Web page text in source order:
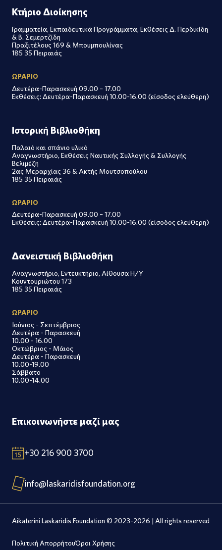
Κτήριο Διοίκησης
Γραμματεία, Εκπαιδευτικά Προγράμματα, Εκθέσεις Δ. Περδικίδη
& Β. Σεμερτζίδη
Πραξιτέλους 169 & Μπουμπουλίνας
185 35 Πειραιάς
ΩΡΑΡΙΟ
Δευτέρα-Παρασκευή 09.00 – 17.00
Εκθέσεις: Δευτέρα-Παρασκευή 10.00-16.00 (είσοδος ελεύθερη)
Ιστορική Βιβλιοθήκη
Παλαιό και σπάνιο υλικό
Αναγνωστήριο, Εκθέσεις Ναυτικής Συλλογής & Συλλογής
Βελιμέζη
2ας Μεραρχίας 36 & Ακτής Μουτσοπούλου
185 35 Πειραιάς
ΩΡΑΡΙΟ
Δευτέρα-Παρασκευή 09.00 – 17.00
Εκθέσεις: Δευτέρα-Παρασκευή 10.00-16.00 (είσοδος ελεύθερη)
Δανειστική Βιβλιοθήκη
Αναγνωστήριο, Εντευκτήριο, Αίθουσα Η/Υ
Κουντουριώτου 173
185 35 Πειραιάς
ΩΡΑΡΙΟ
Ιούνιος - Σεπτέμβριος
Δευτέρα - Παρασκευή
10.00 - 16.00
Οκτώβριος - Μάιος
Δευτέρα - Παρασκευή
10.00-19.00
Σάββατο
10.00-14.00
Επικοινωνήστε μαζί μας
+30 216 900 3700
info@laskaridisfoundation.org
Aikaterini Laskaridis Foundation © 2023-2026 | All rights reserved
Πολιτική ΑπορρήτουΌροι Χρήσης